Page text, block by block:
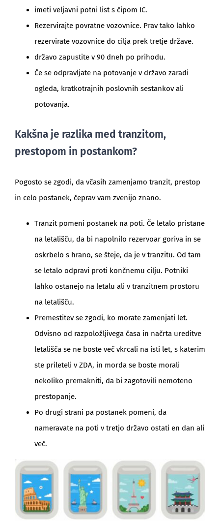
imeti veljavni potni list s čipom IC.
Rezervirajte povratne vozovnice. Prav tako lahko
rezervirate vozovnice do cilja prek tretje države.
državo zapustite v 90 dneh po prihodu.
Če se odpravljate na potovanje v državo zaradi
ogleda, kratkotrajnih poslovnih sestankov ali
potovanja.
Kakšna je razlika med tranzitom,
prestopom in postankom?
Pogosto se zgodi, da včasih zamenjamo tranzit, prestop
in celo postanek, čeprav vam zvenijo znano.
Tranzit pomeni postanek na poti. Če letalo pristane
na letališču, da bi napolnilo rezervoar goriva in se
oskrbelo s hrano, se šteje, da je v tranzitu. Od tam
se letalo odpravi proti končnemu cilju. Potniki
lahko ostanejo na letalu ali v tranzitnem prostoru
na letališču.
Premestitev se zgodi, ko morate zamenjati let.
Odvisno od razpoložljivega časa in načrta ureditve
letališča se ne boste več vkrcali na isti let, s katerim
ste prileteli v ZDA, in morda se boste morali
nekoliko premakniti, da bi zagotovili nemoteno
prestopanje.
Po drugi strani pa postanek pomeni, da
nameravate na poti v tretjo državo ostati en dan ali
več.